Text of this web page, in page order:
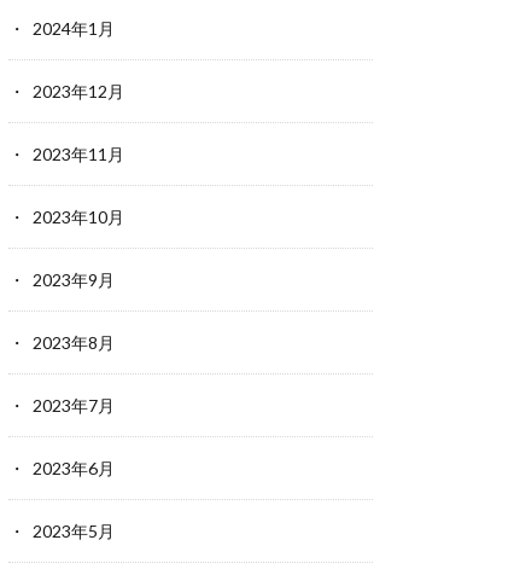
2024年1月
2023年12月
2023年11月
2023年10月
2023年9月
2023年8月
2023年7月
2023年6月
2023年5月